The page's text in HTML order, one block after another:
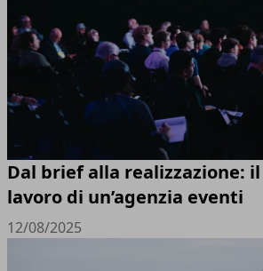
Dal brief alla realizzazione:
lavoro di un’agenzia eventi
12/08/2025